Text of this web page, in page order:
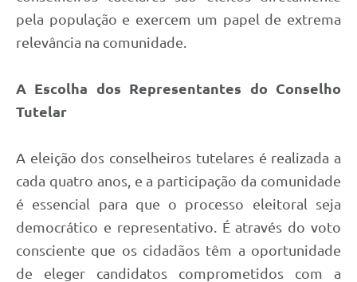
pela população e exercem um papel de extrema
relevância na comunidade.
A Escolha dos Representantes do Conselho
Tutelar
A eleição dos conselheiros tutelares é realizada a
cada quatro anos, e a participação da comunidade
é essencial para que o processo eleitoral seja
democrático e representativo. É através do voto
consciente que os cidadãos têm a oportunidade
de eleger candidatos comprometidos com a